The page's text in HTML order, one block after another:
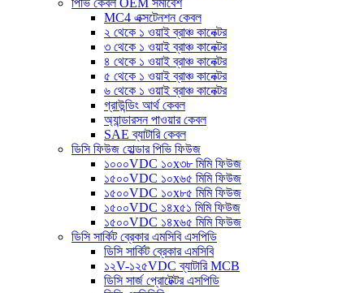
পিভি কেবল OEM সমাবেশ
MC4 এক্সটেনশন কেবল
২ থেকে ১ ওয়াই ব্রাঞ্চ কানেক্টর
৩ থেকে ১ ওয়াই ব্রাঞ্চ কানেক্টর
৪ থেকে ১ ওয়াই ব্রাঞ্চ কানেক্টর
৫ থেকে ১ ওয়াই ব্রাঞ্চ কানেক্টর
৬ থেকে ১ ওয়াই ব্রাঞ্চ কানেক্টর
গ্রাউন্ডিং আর্থ কেবল
অ্যান্ডারসন পাওয়ার কেবল
SAE ব্যাটারি কেবল
ডিসি ফিউজ হোল্ডার পিভি ফিউজ
১০০০VDC ১০x৩৮ মিমি ফিউজ
১৫০০VDC ১০x৬৫ মিমি ফিউজ
১৫০০VDC ১০x৮৫ মিমি ফিউজ
১৫০০VDC ১৪x৫১ মিমি ফিউজ
১৫০০VDC ১৪x৬৫ মিমি ফিউজ
ডিসি সার্কিট ব্রেকার এমসিবি এসপিডি
ডিসি সার্কিট ব্রেকার এমসিবি
১২V-১২৫VDC ব্যাটারি MCB
ডিসি সার্জ প্রোটেক্টর এসপিডি